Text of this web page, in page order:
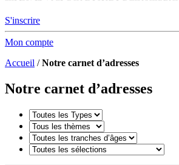
S'inscrire
Mon compte
Accueil /Notre carnet d’adresses
Notre carnet d’adresses